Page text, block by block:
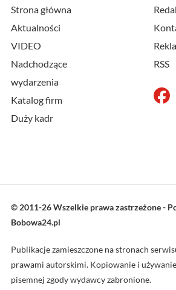
Strona główna
Aktualności
VIDEO
Nadchodzące
wydarzenia
Katalog firm
Duży kadr
RSS
© 2011-26 Wszelkie prawa zastrzeżone -
Bobowa24.pl
Publikacje zamieszczone na stronach
prawami autorskimi. Kopiowanie i
pisemnej zgody wydawcy zabronione.